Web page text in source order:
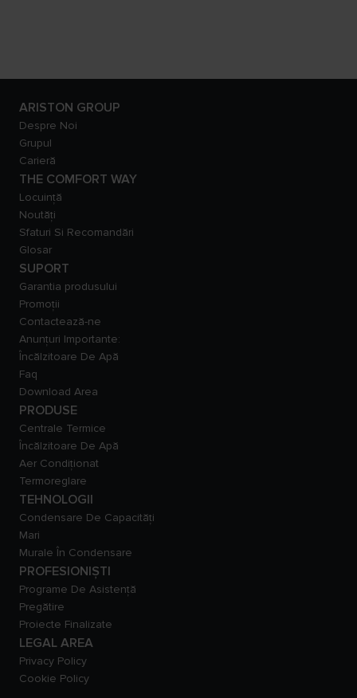
ARISTON GROUP
Despre Noi
Grupul
Carieră
THE COMFORT WAY
Locuință
Noutăți
Sfaturi Si Recomandări
Glosar
SUPORT
Garantia produsului
Promoții
Contactează-ne
Anunțuri Importante:
Încălzitoare De Apă
Faq
Download Area
PRODUSE
Centrale Termice
Încălzitoare De Apă
Aer Condiționat
Termoreglare
TEHNOLOGII
Condensare De Capacităţi
Mari
Murale În Condensare
PROFESIONIȘTI
Programe De Asistență
Pregătire
Proiecte Finalizate
LEGAL AREA
Privacy Policy
Cookie Policy